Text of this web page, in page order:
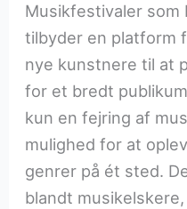
Musikfestivaler som
tilbyder en platform
nye kunstnere til at
for et bredt
kun en fejring af
mulighed for at
genrer på ét sted.
blandt